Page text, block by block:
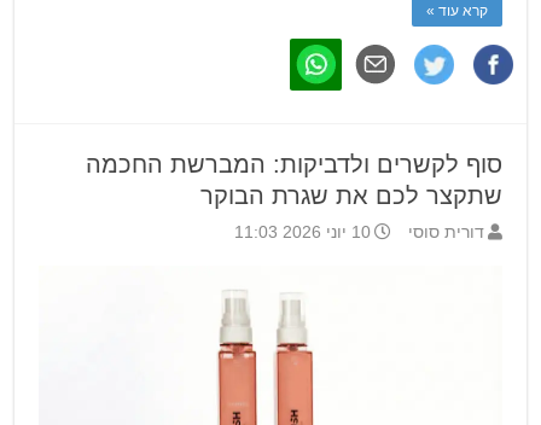
קרא עוד »
סוף לקשרים ולדביקות: המברשת החכמה
שתקצר לכם את שגרת הבוקר
דורית סוסי 10 יוני 2026 11:03